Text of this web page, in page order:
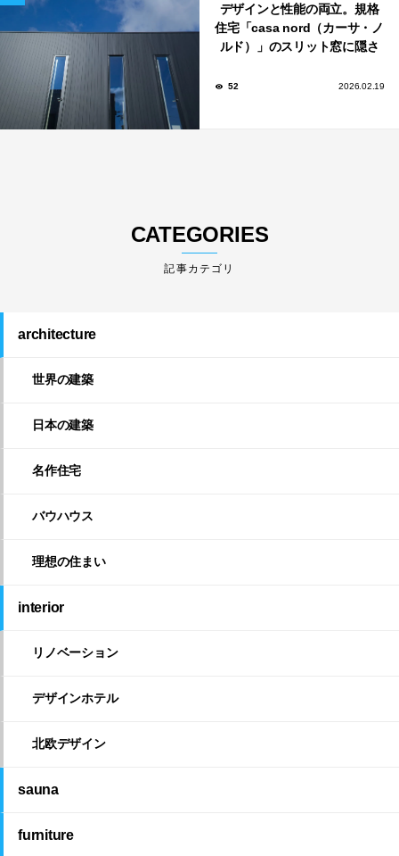
デザインと性能の両立。規格
住宅「casa nord（カーサ・ノ
ルド）」のスリット窓に隠さ
52 2026.02.19
CATEGORIES
architecture
世界の建築
日本の建築
名作住宅
バウハウス
理想の住まい
interior
リノベーション
デザインホテル
北欧デザイン
sauna
furniture